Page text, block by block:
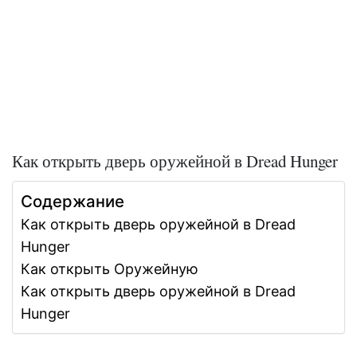
Как открыть дверь оружейной в Dread Hunger
Содержание
Как открыть дверь оружейной в Dread
Hunger
Как открыть Оружейную
Как открыть дверь оружейной в Dread
Hunger